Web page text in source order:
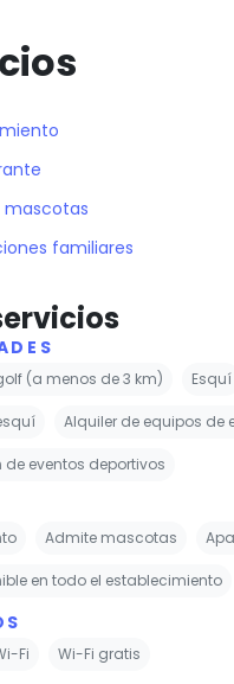
familiares
(a menos de 3 km) Esquí
Alquiler de equipos de
eventos deportivos
Admite mascotas
en todo el establecimiento
Fi Wi-Fi gratis